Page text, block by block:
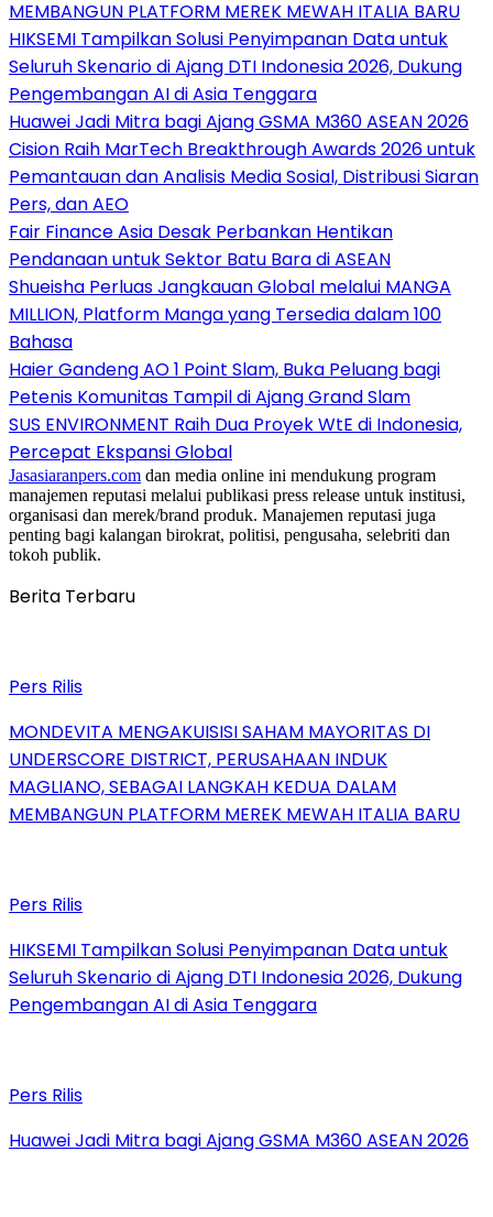
MEMBANGUN PLATFORM MEREK MEWAH ITALIA BARU
HIKSEMI Tampilkan Solusi Penyimpanan Data untuk
Seluruh Skenario di Ajang DTI Indonesia 2026, Dukung
Pengembangan AI di Asia Tenggara
Huawei Jadi Mitra bagi Ajang GSMA M360 ASEAN 2026
Cision Raih MarTech Breakthrough Awards 2026 untuk
Pemantauan dan Analisis Media Sosial, Distribusi Siaran
Pers, dan AEO
Fair Finance Asia Desak Perbankan Hentikan
Pendanaan untuk Sektor Batu Bara di ASEAN
Shueisha Perluas Jangkauan Global melalui MANGA
MILLION, Platform Manga yang Tersedia dalam 100
Bahasa
Haier Gandeng AO 1 Point Slam, Buka Peluang bagi
Petenis Komunitas Tampil di Ajang Grand Slam
SUS ENVIRONMENT Raih Dua Proyek WtE di Indonesia,
Percepat Ekspansi Global
Jasasiaranpers.com dan media online ini mendukung program
manajemen reputasi melalui publikasi press release untuk institusi,
organisasi dan merek/brand produk. Manajemen reputasi juga
penting bagi kalangan birokrat, politisi, pengusaha, selebriti dan
tokoh publik.
Berita Terbaru
Pers Rilis
MONDEVITA MENGAKUISISI SAHAM MAYORITAS DI
UNDERSCORE DISTRICT, PERUSAHAAN INDUK
MAGLIANO, SEBAGAI LANGKAH KEDUA DALAM
MEMBANGUN PLATFORM MEREK MEWAH ITALIA BARU
Pers Rilis
HIKSEMI Tampilkan Solusi Penyimpanan Data untuk
Seluruh Skenario di Ajang DTI Indonesia 2026, Dukung
Pengembangan AI di Asia Tenggara
Pers Rilis
Huawei Jadi Mitra bagi Ajang GSMA M360 ASEAN 2026